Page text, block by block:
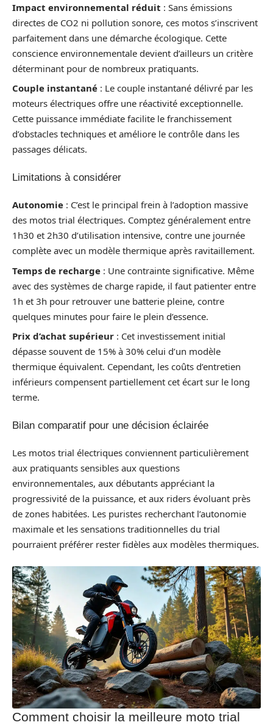
Impact environnemental réduit : Sans émissions
directes de CO2 ni pollution sonore, ces motos s’inscrivent
parfaitement dans une démarche écologique. Cette
conscience environnementale devient d’ailleurs un critère
déterminant pour de nombreux pratiquants.
Couple instantané : Le couple instantané délivré par les
moteurs électriques offre une réactivité exceptionnelle.
Cette puissance immédiate facilite le franchissement
d’obstacles techniques et améliore le contrôle dans les
passages délicats.
Limitations à considérer
Autonomie : C’est le principal frein à l’adoption massive
des motos trial électriques. Comptez généralement entre
1h30 et 2h30 d’utilisation intensive, contre une journée
complète avec un modèle thermique après ravitaillement.
Temps de recharge : Une contrainte significative. Même
avec des systèmes de charge rapide, il faut patienter entre
1h et 3h pour retrouver une batterie pleine, contre
quelques minutes pour faire le plein d’essence.
Prix d’achat supérieur : Cet investissement initial
dépasse souvent de 15% à 30% celui d’un modèle
thermique équivalent. Cependant, les coûts d’entretien
inférieurs compensent partiellement cet écart sur le long
terme.
Bilan comparatif pour une décision éclairée
Les motos trial électriques conviennent particulièrement
aux pratiquants sensibles aux questions
environnementales, aux débutants appréciant la
progressivité de la puissance, et aux riders évoluant près
de zones habitées. Les puristes recherchant l’autonomie
maximale et les sensations traditionnelles du trial
pourraient préférer rester fidèles aux modèles thermiques.
Comment choisir la meilleure moto trial